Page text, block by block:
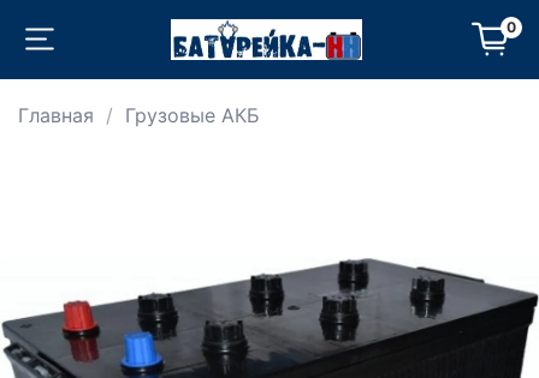
0
Главная Грузовые АКБ